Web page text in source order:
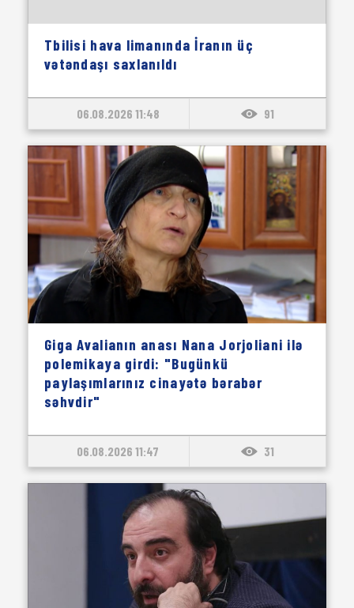
Tbilisi hava limanında İranın üç
vətəndaşı saxlanıldı
06.08.2026 11:48 91
Giga Avalianın anası Nana Jorjoliani ilə
polemikaya girdi: "Bugünkü
paylaşımlarınız cinayətə bərabər
səhvdir"
06.08.2026 11:47 31